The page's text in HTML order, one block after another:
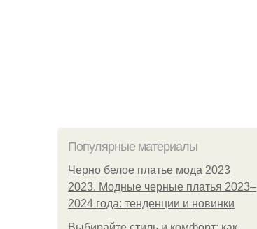
Популярные материалы
Черно белое платье мода 2023
2023. Модные черные платья 2023–
2024 года: тенденции и новинки